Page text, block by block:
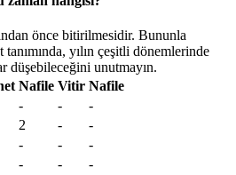
önce bitirilmesidir. Bununla
yılın çeşitli dönemlerinde
düşebileceğini unutmayın.
Nafile Vitir Nafile
- -
-
2 -
-
- -
-
- -
-